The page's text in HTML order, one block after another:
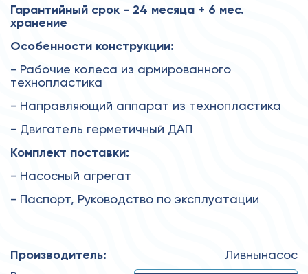
Гарантийный срок - 24 месяца + 6 мес.
хранение
Особенности конструкции:
- Рабочие колеса из армированного
технопластика
- Направляющий аппарат из технопластика
- Двигатель герметичный ДАП
Комплект поставки:
- Насосный агрегат
- Паспорт, Руководство по эксплуатации
Производитель: Ливнынасос